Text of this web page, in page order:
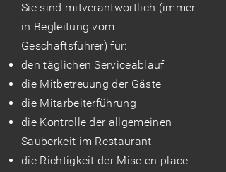
Sie sind mitverantwortlich (immer
in Begleitung vom
Geschäftsführer) für:
den täglichen Serviceablauf
die Mitbetreuung der Gäste
die Mitarbeiterführung
die Kontrolle der allgemeinen
Sauberkeit im Restaurant
die Richtigkeit der Mise en place